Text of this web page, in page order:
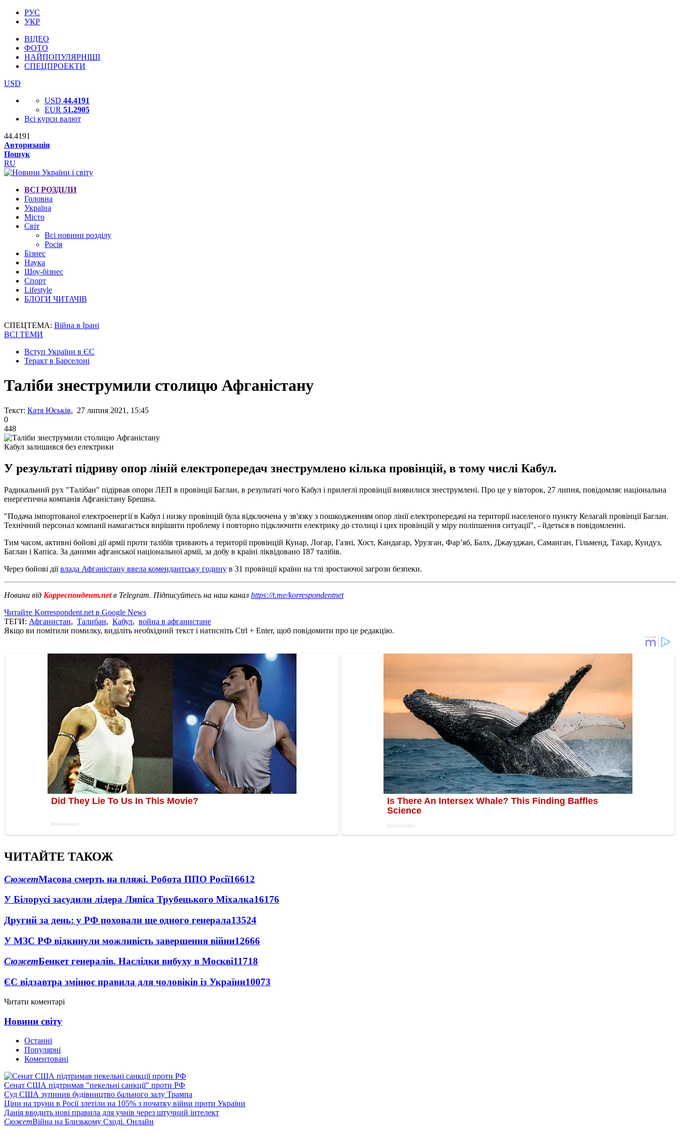
РУС
УКР
ВІДЕО
ФОТО
НАЙПОПУЛЯРНІШІ
СПЕЦПРОЕКТИ
USD
USD 44.4191
EUR 51.2905
Всі курси валют
44.4191
Авторизація
Пошук
RU
ВСІ РОЗДІЛИ
Головна
Україна
Місто
Світ
Всі новини розділу
Росія
Бізнес
Наука
Шоу-бізнес
Спорт
Lifestyle
БЛОГИ ЧИТАЧІВ
СПЕЦТЕМА: Війна в Ірані
ВСІ ТЕМИ
Вступ України в ЄС
Теракт в Барселоні
Таліби знеструмили столицю Афганістану
Текст: Катя Юськів, 27 липня 2021, 15:45
0
448
Кабул залишився без електрики
У результаті підриву опор ліній електропередач знеструмлено кілька провінцій, в тому числі Кабул.
Радикальний рух "Талібан" підірвав опори ЛЕП в провінції Баглан, в результаті чого Кабул і прилеглі провінції виявилися знеструмлені. Про це у вівторок, 27 липня, повідомляє національна
енергетична компанія Афганістану Брешна.
"Подача імпортованої електроенергії в Кабул і низку провінцій була відключена у зв'язку з пошкодженням опор лінії електропередачі на території населеного пункту Келагай провінції Баглан.
Технічний персонал компанії намагається вирішити проблему і повторно підключити електрику до столиці і цих провінцій у міру поліпшення ситуації", - йдеться в повідомленні.
Тим часом, активні бойові дії армії проти талібів тривають а території провінцій Кунар, Логар, Газні, Хост, Кандагар, Урузган, Фар’яб, Балх, Джаузджан, Саманган, Гільменд, Тахар, Кундуз,
Баглан і Капіса. За даними афганської національної армії, за добу в країні ліквідовано 187 талібів.
Через бойові діївлада Афганістану ввела комендантську годину в 31 провінції країни на тлі зростаючої загрози безпеки.
Новини від Корреспондент.netв Telegram. Підписуйтесь на наш канал https://t.me/korrespondentnet
Читайте Korrespondent.net в Google News
ТЕГИ: Афганистан, Талибан, Кабул, война в афганистане
Якщо ви помітили помилку, виділіть необхідний текст і натисніть Ctrl + Enter, щоб повідомити про це редакцію.
ЧИТАЙТЕ ТАКОЖ
СюжетМасова смерть на пляжі. Робота ППО Росії16612
У Білорусі засудили лідера Ляпіса Трубецького Міхалка16176
Другий за день: у РФ поховали ще одного генерала13524
У МЗС РФ відкинули можливість завершення війни12666
СюжетБенкет генералів. Наслідки вибуху в Москві11718
ЄС відзавтра змінює правила для чоловіків із України10073
Читати коментарі
Новини світу
Останні
Популярні
Коментовані
Сенат США підтримав "пекельні санкції" проти РФ
Суд США зупинив будівництво бального залу Трампа
Ціни на труни в Росії злетіли на 105% з початку війни проти України
Данія вводить нові правила для учнів через штучний інтелект
СюжетВійна на Близькому Сході. Онлайн